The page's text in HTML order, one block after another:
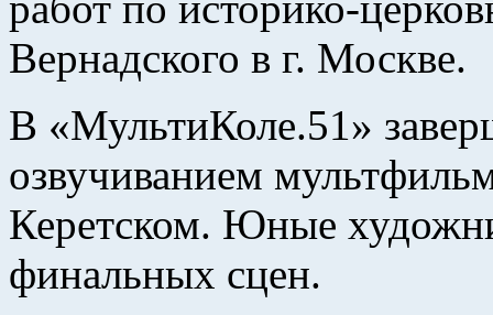
Вернадского в г. Москве.
В «МультиКоле.51»
озвучиванием
Керетском. Юные
финальных сцен.